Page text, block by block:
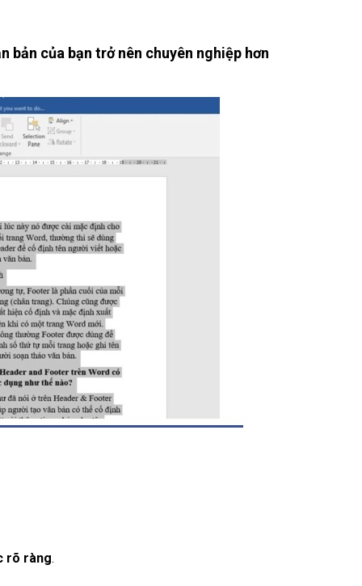
của bạn trở nên chuyên nghiệp hơn
rõ ràng.